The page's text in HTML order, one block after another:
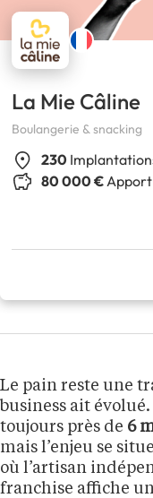
La Mie Câline
Boulangerie & snacking
230
80 000 €
Le pain reste une
business ait
toujours près de 6
mais l’enjeu se
où l’artisan
franchise affiche